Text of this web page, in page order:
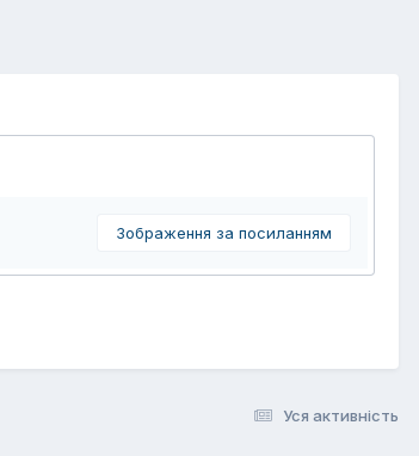
Зображення за посиланням
Уся активність